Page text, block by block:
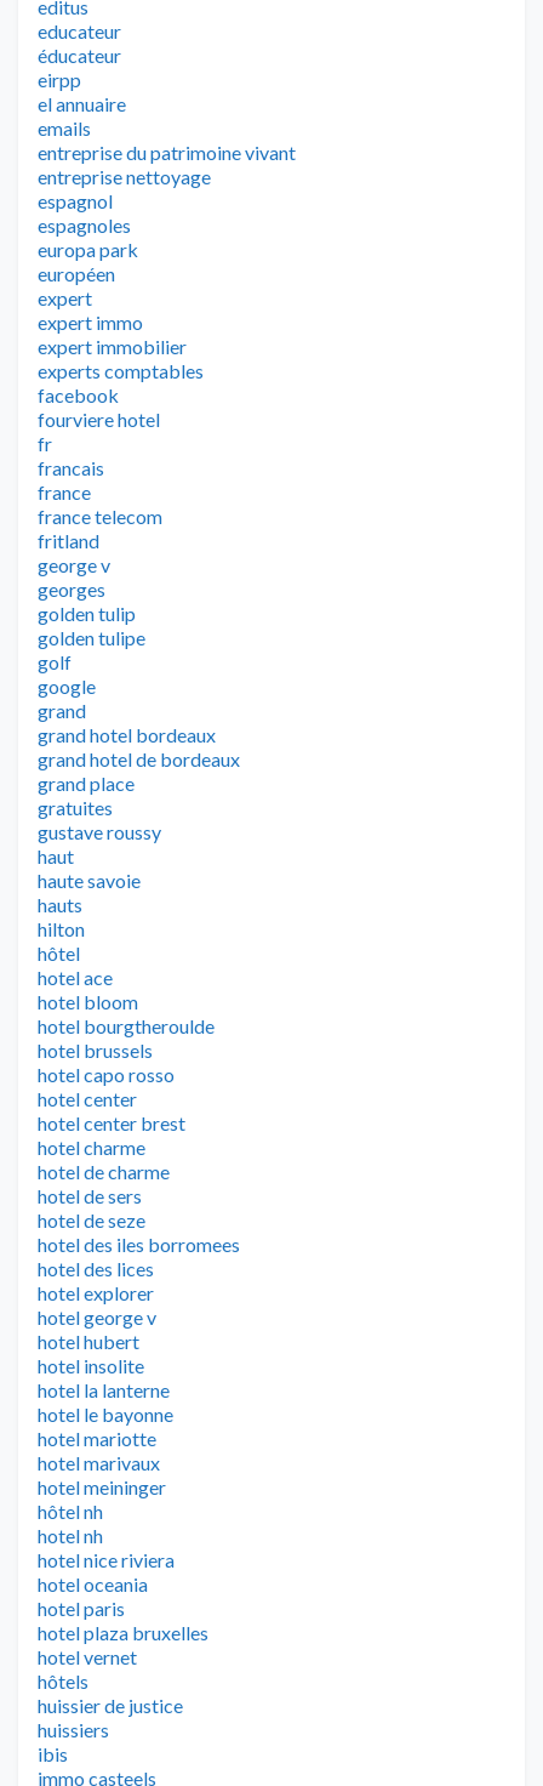
editus
educateur
éducateur
eirpp
el annuaire
emails
entreprise du patrimoine vivant
entreprise nettoyage
espagnol
espagnoles
europa park
européen
expert
expert immo
expert immobilier
experts comptables
facebook
fourviere hotel
fr
francais
france
france telecom
fritland
george v
georges
golden tulip
golden tulipe
golf
google
grand
grand hotel bordeaux
grand hotel de bordeaux
grand place
gratuites
gustave roussy
haut
haute savoie
hauts
hilton
hôtel
hotel ace
hotel bloom
hotel bourgtheroulde
hotel brussels
hotel capo rosso
hotel center
hotel center brest
hotel charme
hotel de charme
hotel de sers
hotel de seze
hotel des iles borromees
hotel des lices
hotel explorer
hotel george v
hotel hubert
hotel insolite
hotel la lanterne
hotel le bayonne
hotel mariotte
hotel marivaux
hotel meininger
hôtel nh
hotel nh
hotel nice riviera
hotel oceania
hotel paris
hotel plaza bruxelles
hotel vernet
hôtels
huissier de justice
huissiers
ibis
immo casteels